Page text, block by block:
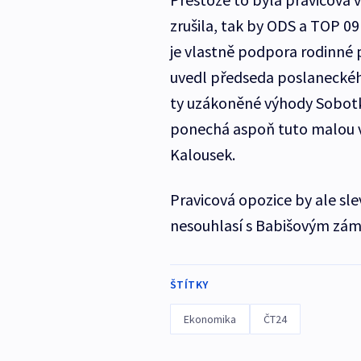
zrušila, tak by ODS a TOP
je vlastně podpora rodinné
uvedl předseda
ty uzákoněné výhody
ponechá aspoň tuto malou
Kalousek.
Pravicová opozice by ale
nesouhlasí s Babišovým
ŠTÍTKY
Ekonomika ČT24